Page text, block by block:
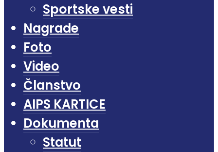
Sportske vesti
Nagrade
Foto
Video
Članstvo
AIPS KARTICE
Dokumenta
Statut